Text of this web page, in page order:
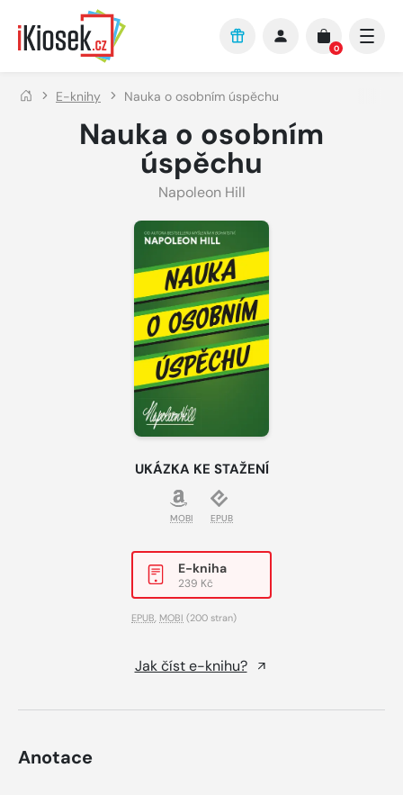
Přejít na hlavní obsah
0
E-knihy Nauka o osobním úspěchu
Nauka o osobním
úspěchu
Napoleon Hill
UKÁZKA KE STAŽENÍ
MOBI EPUB
E-kniha
239 Kč
EPUB, MOBI (200 stran)
Jak číst e-knihu?
Anotace